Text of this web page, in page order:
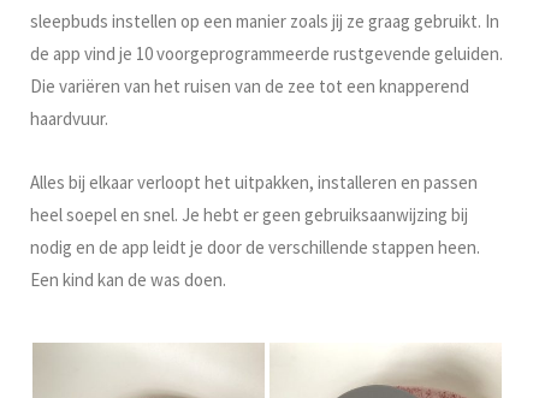
sleepbuds instellen op een manier zoals jij ze graag gebruikt. In
de app vind je 10 voorgeprogrammeerde rustgevende geluiden.
Die variëren van het ruisen van de zee tot een knapperend
haardvuur.
Alles bij elkaar verloopt het uitpakken, installeren en passen
heel soepel en snel. Je hebt er geen gebruiksaanwijzing bij
nodig en de app leidt je door de verschillende stappen heen.
Een kind kan de was doen.